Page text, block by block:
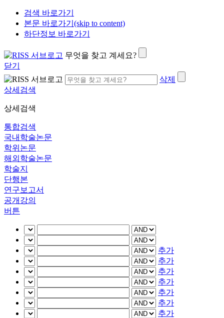
검색 바로가기
본문 바로가기(skip to content)
하단정보 바로가기
무엇을 찾고 계세요?
닫기
삭제
상세검색
상세검색
통합검색
국내학술논문
학위논문
해외학술논문
학술지
단행본
연구보고서
공개강의
버튼
추가
추가
추가
추가
추가
추가
추가